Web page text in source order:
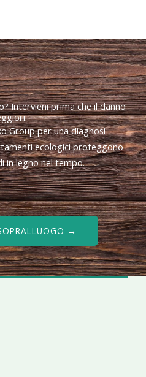
Intervieni prima che il danno
Group per una diagnosi
ecologici proteggono
in legno nel tempo.
→